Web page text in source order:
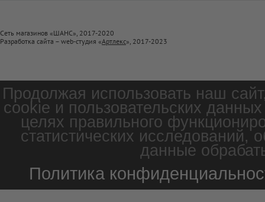
Сеть магазинов «ШАНС», 2017-2020
Разработка сайта – web-студия «Артлекс», 2017-2023
Продолжая использовать наш
cookie и пользовательских
целях правильного
статистических
данные
Политика